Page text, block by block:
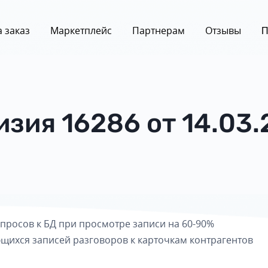
заказ Маркетплейс Партнерам Отзывы
16286 от
к БД при просмотре записи на 60-90%
записей разговоров к карточкам контрагентов